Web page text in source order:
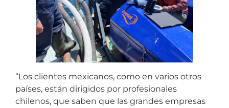
“Los clientes mexicanos, como en varios otros
países, están dirigidos por profesionales
chilenos, que saben que las grandes empresas